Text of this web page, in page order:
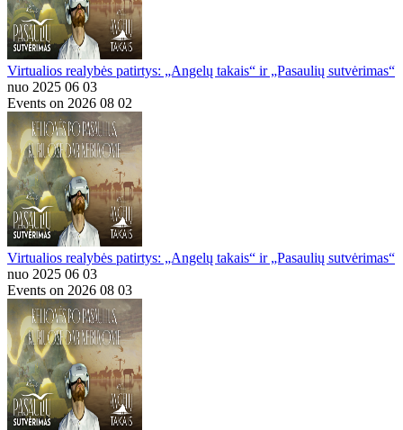
Virtualios realybės patirtys: „Angelų takais“ ir „Pasaulių sutvėrimas“
nuo 2025 06 03
Events on 2026 08 02
Virtualios realybės patirtys: „Angelų takais“ ir „Pasaulių sutvėrimas“
nuo 2025 06 03
Events on 2026 08 03